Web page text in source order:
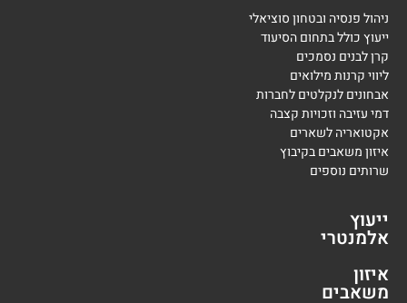
ניהול פנסיה ובטחון סוציאלי
ייעוץ כולל בתחום הסיעוד
קרן לבנים נסמכים
ליווי קרנות מילואים
אבחונים לנקלטים לחברות
דמי עזיבה וזכויות קצבה
אקטואריה לשארים
איזון משאבים בקיבוץ
שרותים נוספים
ייעוץ
אלמנטרי
איזון
משאבים